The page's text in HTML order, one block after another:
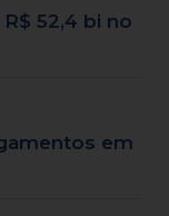
52,4 bi no
em